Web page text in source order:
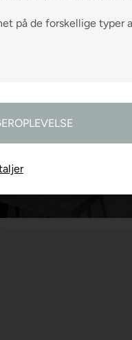
på de forskellige typer
R2 GARDINER